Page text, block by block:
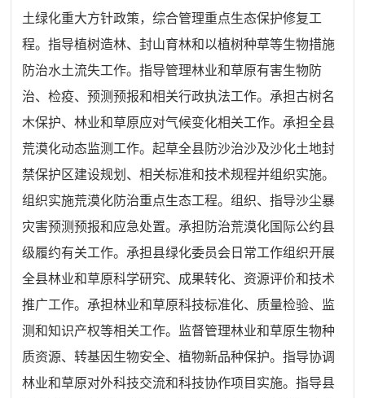
土绿化重大方针政策，综合管理重点生态保护修复工
程。指导植树造林、封山育林和以植树种草等生物措施
防治水土流失工作。指导管理林业和草原有害生物防
治、检疫、预测预报和相关行政执法工作。承担古树名
木保护、林业和草原应对气候变化相关工作。承担全县
荒漠化动态监测工作。起草全县防沙治沙及沙化土地封
禁保护区建设规划、相关标准和技术规程并组织实施。
组织实施荒漠化防治重点生态工程。组织、指导沙尘暴
灾害预测预报和应急处置。承担防治荒漠化国际公约县
级履约有关工作。承担县绿化委员会日常工作组织开展
全县林业和草原科学研究、成果转化、资源评价和技术
推广工作。承担林业和草原科技标准化、质量检验、监
测和知识产权等相关工作。监督管理林业和草原生物种
质资源、转基因生物安全、植物新品种保护。指导协调
林业和草原对外科技交流和科技协作项目实施。指导县